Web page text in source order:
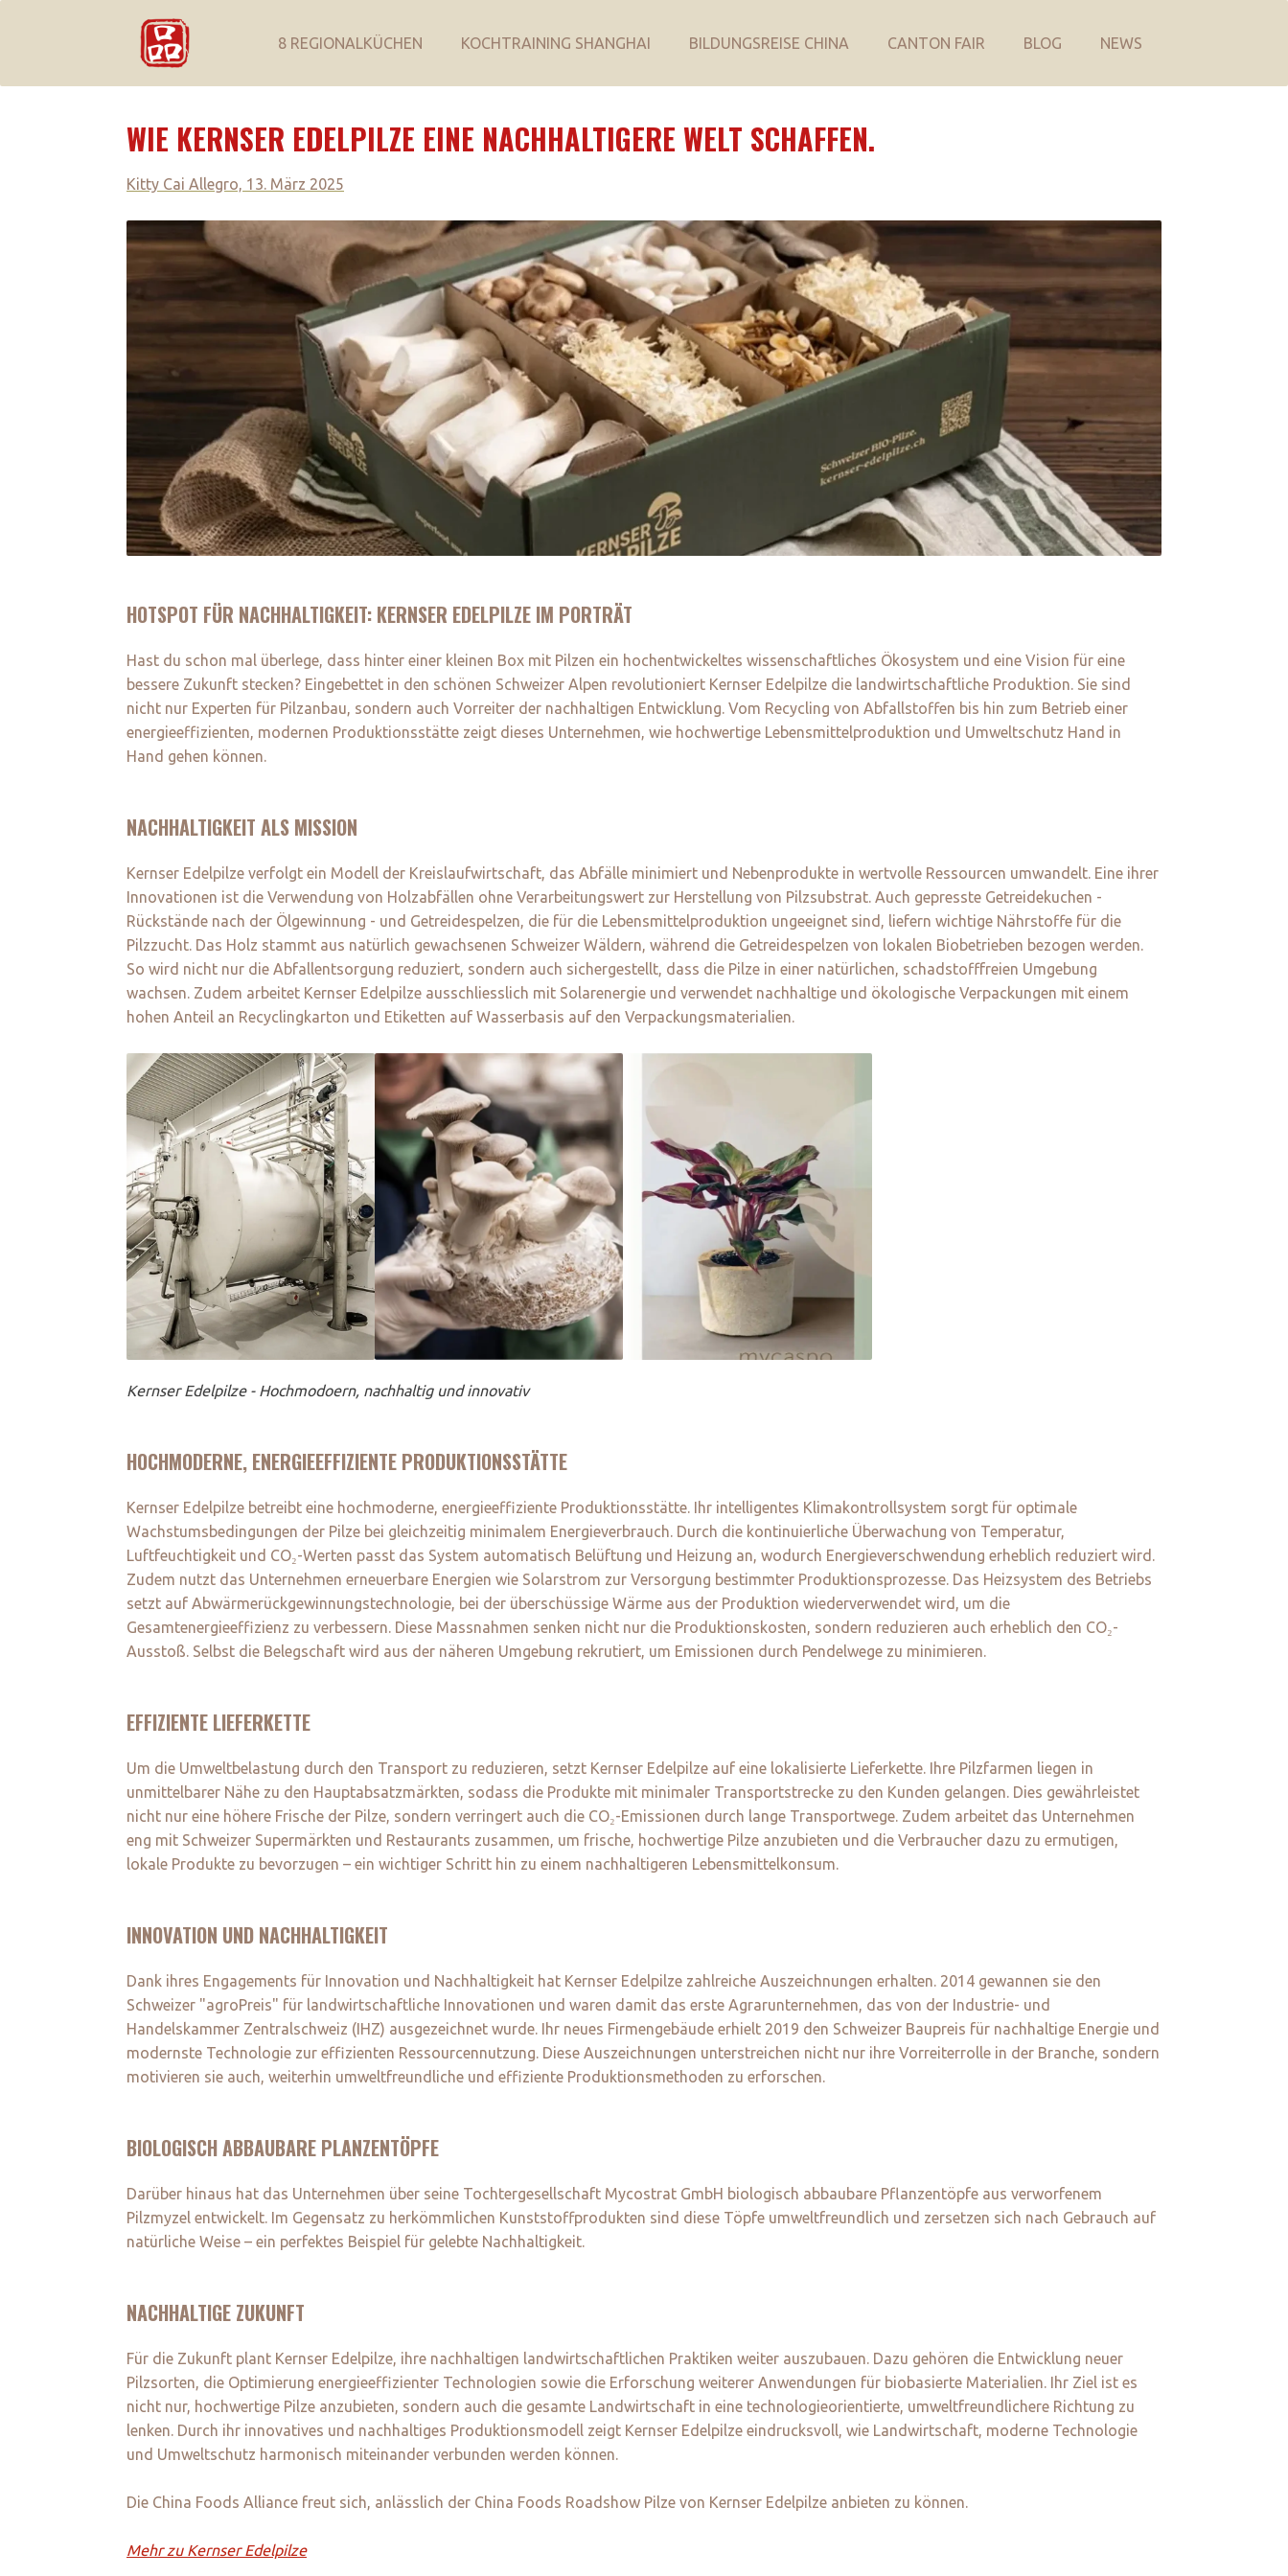
8 REGIONALKÜCHEN KOCHTRAINING SHANGHAI BILDUNGSREISE CHINA CANTON FAIR BLOG NEWS
WIE KERNSER EDELPILZE EINE NACHHALTIGERE WELT SCHAFFEN.
Kitty Cai Allegro, 13. März 2025
HOTSPOT FÜR NACHHALTIGKEIT: KERNSER EDELPILZE IM PORTRÄT
Hast du schon mal überlege, dass hinter einer kleinen Box mit Pilzen ein hochentwickeltes wissenschaftliches Ökosystem und eine Vision für eine
bessere Zukunft stecken? Eingebettet in den schönen Schweizer Alpen revolutioniert Kernser Edelpilze die landwirtschaftliche Produktion. Sie sind
nicht nur Experten für Pilzanbau, sondern auch Vorreiter der nachhaltigen Entwicklung. Vom Recycling von Abfallstoffen bis hin zum Betrieb einer
energieeffizienten, modernen Produktionsstätte zeigt dieses Unternehmen, wie hochwertige Lebensmittelproduktion und Umweltschutz Hand in
Hand gehen können.
NACHHALTIGKEIT ALS MISSION
Kernser Edelpilze verfolgt ein Modell der Kreislaufwirtschaft, das Abfälle minimiert und Nebenprodukte in wertvolle Ressourcen umwandelt. Eine ihrer
Innovationen ist die Verwendung von Holzabfällen ohne Verarbeitungswert zur Herstellung von Pilzsubstrat. Auch gepresste Getreidekuchen -
Rückstände nach der Ölgewinnung - und Getreidespelzen, die für die Lebensmittelproduktion ungeeignet sind, liefern wichtige Nährstoffe für die
Pilzzucht. Das Holz stammt aus natürlich gewachsenen Schweizer Wäldern, während die Getreidespelzen von lokalen Biobetrieben bezogen werden.
So wird nicht nur die Abfallentsorgung reduziert, sondern auch sichergestellt, dass die Pilze in einer natürlichen, schadstofffreien Umgebung
wachsen. Zudem arbeitet Kernser Edelpilze ausschliesslich mit Solarenergie und verwendet nachhaltige und ökologische Verpackungen mit einem
hohen Anteil an Recyclingkarton und Etiketten auf Wasserbasis auf den Verpackungsmaterialien.
Kernser Edelpilze - Hochmodoern, nachhaltig und innovativ
HOCHMODERNE, ENERGIEEFFIZIENTE PRODUKTIONSSTÄTTE
Kernser Edelpilze betreibt eine hochmoderne, energieeffiziente Produktionsstätte. Ihr intelligentes Klimakontrollsystem sorgt für optimale
Wachstumsbedingungen der Pilze bei gleichzeitig minimalem Energieverbrauch. Durch die kontinuierliche Überwachung von Temperatur,
Luftfeuchtigkeit und CO₂-Werten passt das System automatisch Belüftung und Heizung an, wodurch Energieverschwendung erheblich reduziert wird.
Zudem nutzt das Unternehmen erneuerbare Energien wie Solarstrom zur Versorgung bestimmter Produktionsprozesse. Das Heizsystem des Betriebs
setzt auf Abwärmerückgewinnungstechnologie, bei der überschüssige Wärme aus der Produktion wiederverwendet wird, um die
Gesamtenergieeffizienz zu verbessern. Diese Massnahmen senken nicht nur die Produktionskosten, sondern reduzieren auch erheblich den CO₂-
Ausstoß. Selbst die Belegschaft wird aus der näheren Umgebung rekrutiert, um Emissionen durch Pendelwege zu minimieren.
EFFIZIENTE LIEFERKETTE
Um die Umweltbelastung durch den Transport zu reduzieren, setzt Kernser Edelpilze auf eine lokalisierte Lieferkette. Ihre Pilzfarmen liegen in
unmittelbarer Nähe zu den Hauptabsatzmärkten, sodass die Produkte mit minimaler Transportstrecke zu den Kunden gelangen. Dies gewährleistet
nicht nur eine höhere Frische der Pilze, sondern verringert auch die CO₂-Emissionen durch lange Transportwege. Zudem arbeitet das Unternehmen
eng mit Schweizer Supermärkten und Restaurants zusammen, um frische, hochwertige Pilze anzubieten und die Verbraucher dazu zu ermutigen,
lokale Produkte zu bevorzugen – ein wichtiger Schritt hin zu einem nachhaltigeren Lebensmittelkonsum.
INNOVATION UND NACHHALTIGKEIT
Dank ihres Engagements für Innovation und Nachhaltigkeit hat Kernser Edelpilze zahlreiche Auszeichnungen erhalten. 2014 gewannen sie den
Schweizer "agroPreis" für landwirtschaftliche Innovationen und waren damit das erste Agrarunternehmen, das von der Industrie- und
Handelskammer Zentralschweiz (IHZ) ausgezeichnet wurde. Ihr neues Firmengebäude erhielt 2019 den Schweizer Baupreis für nachhaltige Energie und
modernste Technologie zur effizienten Ressourcennutzung. Diese Auszeichnungen unterstreichen nicht nur ihre Vorreiterrolle in der Branche, sondern
motivieren sie auch, weiterhin umweltfreundliche und effiziente Produktionsmethoden zu erforschen.
BIOLOGISCH ABBAUBARE PLANZENTÖPFE
Darüber hinaus hat das Unternehmen über seine Tochtergesellschaft Mycostrat GmbH biologisch abbaubare Pflanzentöpfe aus verworfenem
Pilzmyzel entwickelt. Im Gegensatz zu herkömmlichen Kunststoffprodukten sind diese Töpfe umweltfreundlich und zersetzen sich nach Gebrauch auf
natürliche Weise – ein perfektes Beispiel für gelebte Nachhaltigkeit.
NACHHALTIGE ZUKUNFT
Für die Zukunft plant Kernser Edelpilze, ihre nachhaltigen landwirtschaftlichen Praktiken weiter auszubauen. Dazu gehören die Entwicklung neuer
Pilzsorten, die Optimierung energieeffizienter Technologien sowie die Erforschung weiterer Anwendungen für biobasierte Materialien. Ihr Ziel ist es
nicht nur, hochwertige Pilze anzubieten, sondern auch die gesamte Landwirtschaft in eine technologieorientierte, umweltfreundlichere Richtung zu
lenken. Durch ihr innovatives und nachhaltiges Produktionsmodell zeigt Kernser Edelpilze eindrucksvoll, wie Landwirtschaft, moderne Technologie
und Umweltschutz harmonisch miteinander verbunden werden können.
Die China Foods Alliance freut sich, anlässlich der China Foods Roadshow Pilze von Kernser Edelpilze anbieten zu können.
Mehr zu Kernser Edelpilze